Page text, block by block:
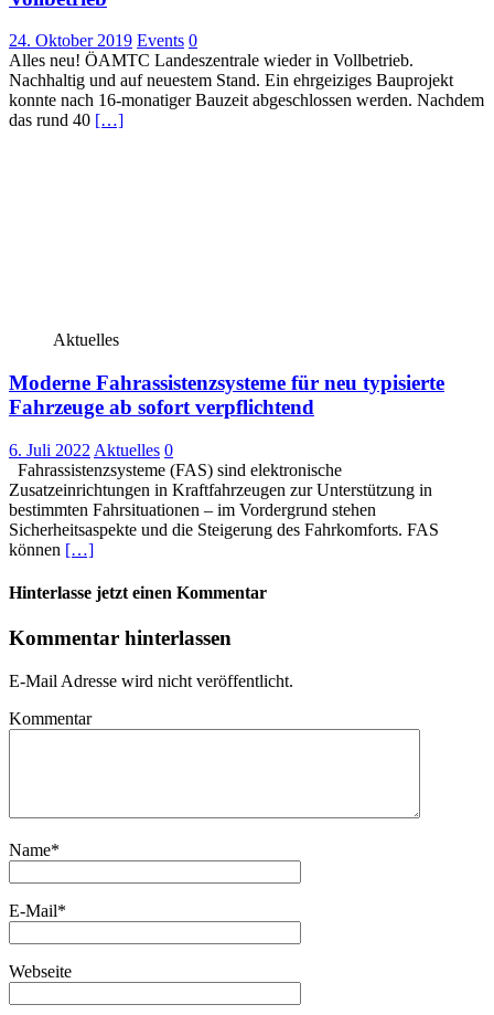
24. Oktober 2019 Events 0
Alles neu! ÖAMTC Landeszentrale wieder in Vollbetrieb.
Nachhaltig und auf neuestem Stand. Ein ehrgeiziges Bauprojekt
konnte nach 16-monatiger Bauzeit abgeschlossen werden. Nachdem
das rund 40 […]
Aktuelles
Moderne Fahrassistenzsysteme für neu typisierte
Fahrzeuge ab sofort verpflichtend
6. Juli 2022 Aktuelles 0
Fahrassistenzsysteme (FAS) sind elektronische
Zusatzeinrichtungen in Kraftfahrzeugen zur Unterstützung in
bestimmten Fahrsituationen – im Vordergrund stehen
Sicherheitsaspekte und die Steigerung des Fahrkomforts. FAS
können […]
Hinterlasse jetzt einen Kommentar
Kommentar hinterlassen
E-Mail Adresse wird nicht veröffentlicht.
Kommentar
Name*
E-Mail*
Webseite